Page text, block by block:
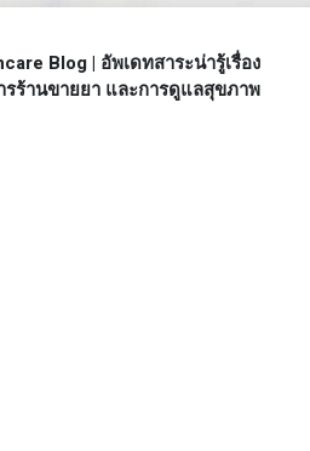
Blog | อัพเดทสาระน่ารู้เรื่อง
รร้านขายยา และการดูแลสุขภาพ